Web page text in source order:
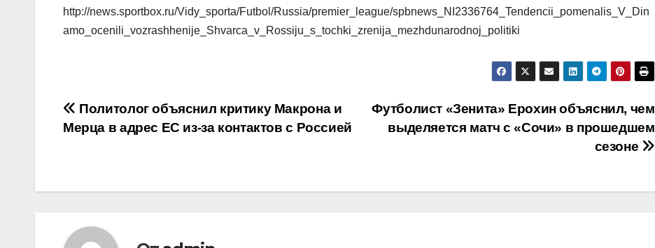
http://news.sportbox.ru/Vidy_sporta/Futbol/Russia/premier_league/spbnews_NI2336764_Tendencii_pomenalis_V_Din
amo_ocenili_vozrashhenije_Shvarca_v_Rossiju_s_tochki_zrenija_mezhdunarodnoj_politiki
Навигация
по
Футболист «Зенита» Ерохин объяснил, чем
выделяется матч с «Сочи» в прошедшем
сезоне
Политолог объяснил критику Макрона и
Мерца в адрес ЕС из-за контактов с Россией